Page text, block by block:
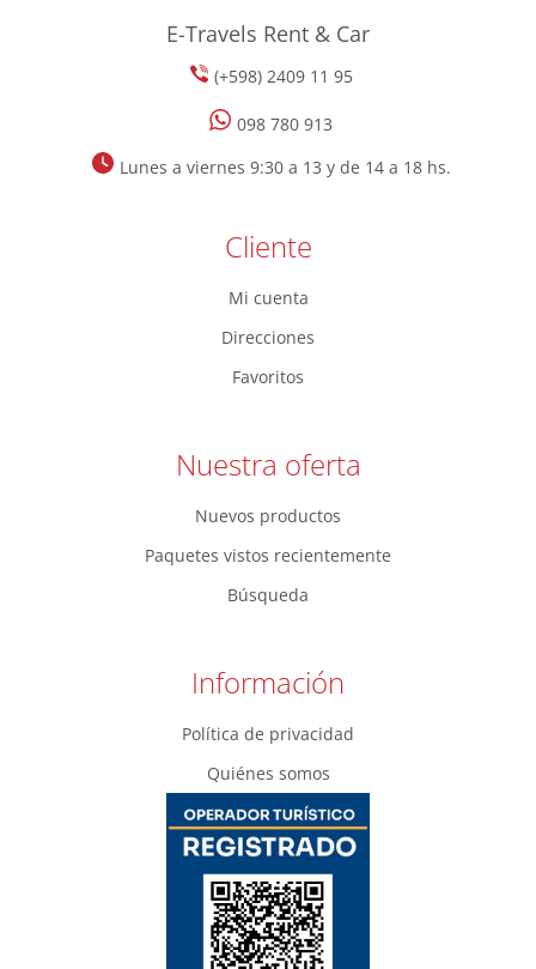
E-Travels Rent & Car
(+598) 2409 11 95
098 780 913
Lunes a viernes 9:30 a 13 y de 14 a 18 hs.
Cliente
Mi cuenta
Direcciones
Favoritos
Nuestra oferta
Nuevos productos
Paquetes vistos recientemente
Búsqueda
Información
Política de privacidad
Quiénes somos